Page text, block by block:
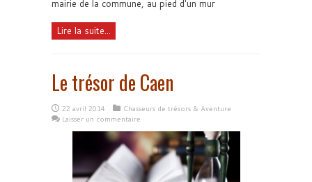
mairie de la commune, au pied d'un mur
Lire la suite...
Le trésor de Caen
22 avril 2014
Chasseurs de trésors & Aventure
Laisser un commentaire